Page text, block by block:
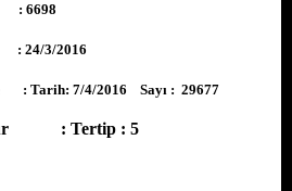
: 6698
3/2016
: Tarih: 7/4/2016 Sayı : 29677
Düstur : Tertip : 5